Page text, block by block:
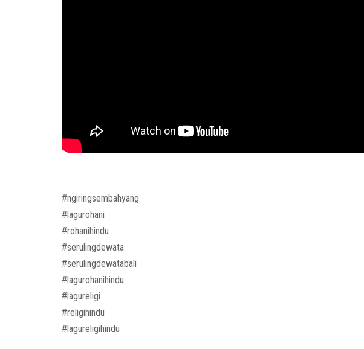
#ngiringsembahyang
#lagurohani
#rohanihindu
#serulingdewata
#serulingdewatabali
#lagurohanihindu
#lagureligi
#religihindu
#lagureligihindu